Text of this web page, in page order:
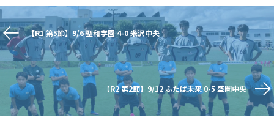
【R1 第5節】9/6 聖和学園 4-0 米沢中央
【R2 第2節】9/12 ふたば未来 0-5 盛岡中央